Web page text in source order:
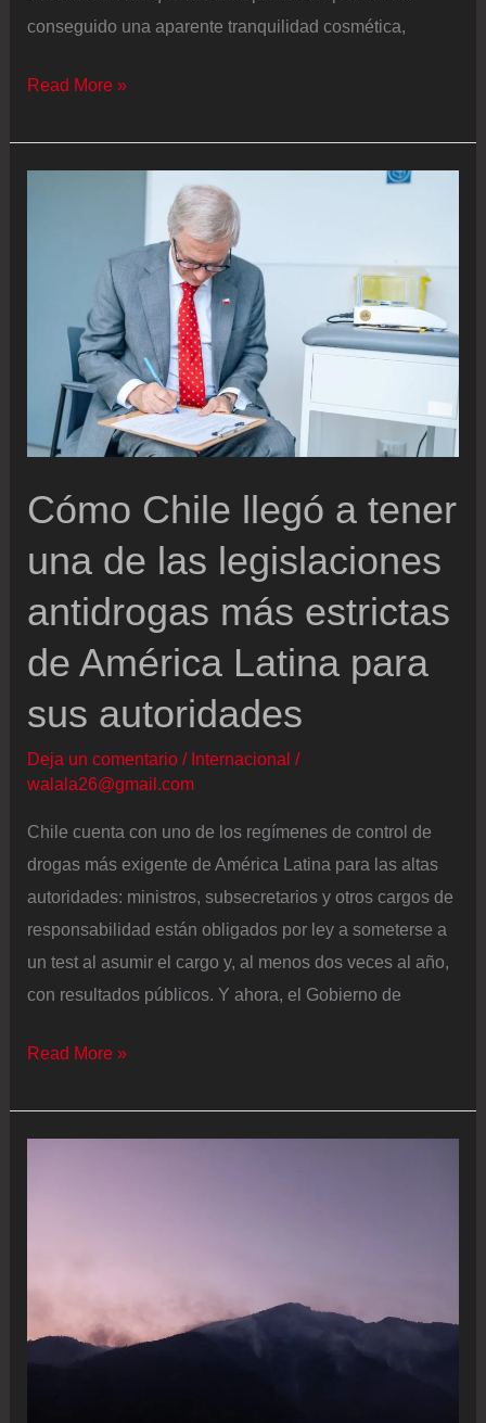
Ceuta
conseguido una aparente tranquilidad cosmética,
Calma
en
entrada
masiva
de
Read More »
Cómo Chile llegó a tener
una de las legislaciones
antidrogas más estrictas
de América Latina para
sus autoridades
Deja un comentario / Internacional /
walala26@gmail.com
Chile cuenta con uno de los regímenes de control de
drogas más exigente de América Latina para las altas
autoridades: ministros, subsecretarios y otros cargos de
responsabilidad están obligados por ley a someterse a
un test al asumir el cargo y, al menos dos veces al año,
con resultados públicos. Y ahora, el Gobierno de
Cómo
llegó
antidrogas
Read More »